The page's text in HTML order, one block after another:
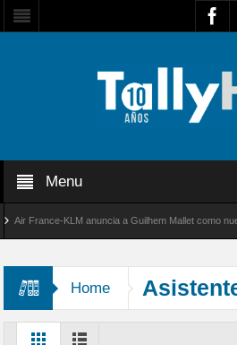
Menu
France-KLM anuncia a Guilhem Mallet como nuevo
Home